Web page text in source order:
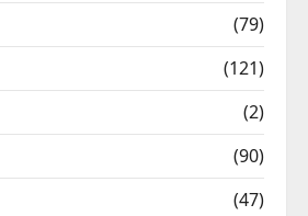
(79)
(121)
(2)
(90)
(47)